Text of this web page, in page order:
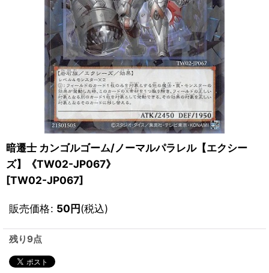
暗遷士 カンゴルゴーム/ノーマルパラレル【エクシー
ズ】《TW02-JP067》
[TW02-JP067]
販売価格: 50円(税込)
残り9点